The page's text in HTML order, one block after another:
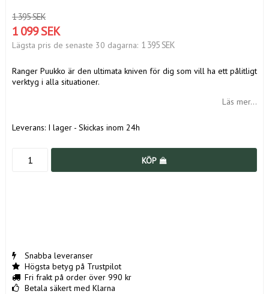
1 395 SEK
1 099 SEK
Lägsta pris de senaste 30 dagarna 1 395 SEK
Ranger Puukko är den ultimata kniven för dig som vill ha ett pålitligt
verktyg i alla situationer.
Läs mer...
Leverans: I lager - Skickas inom 24h
KÖP
Snabba leveranser
Högsta betyg på Trustpilot
Fri frakt på order över 990 kr
Betala säkert med Klarna